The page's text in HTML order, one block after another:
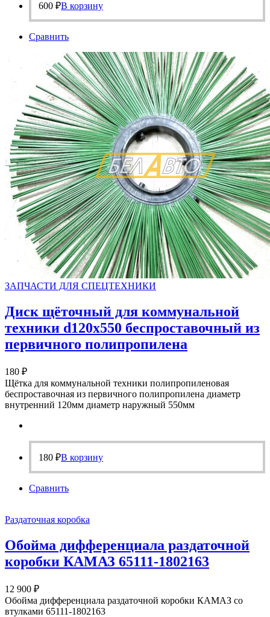
600 ₽В корзину
Сравнить
ЗАПЧАСТИ ДЛЯ СПЕЦТЕХНИКИ
Диск щёточный для коммунальной
техники d120х550 беспроставочный из
первичного полипропилена
180 ₽
Щётка для коммунальной техники полипропиленовая
беспроставочная из первичного полипропилена диаметр
внутренний 120мм диаметр наружный 550мм
180 ₽В корзину
Сравнить
Раздаточная коробка
Обойма дифференциала раздаточной
коробки КАМАЗ 65111-1802163
12 900 ₽
Обойма дифференциала раздаточной коробки КАМАЗ со
втулками 65111-1802163